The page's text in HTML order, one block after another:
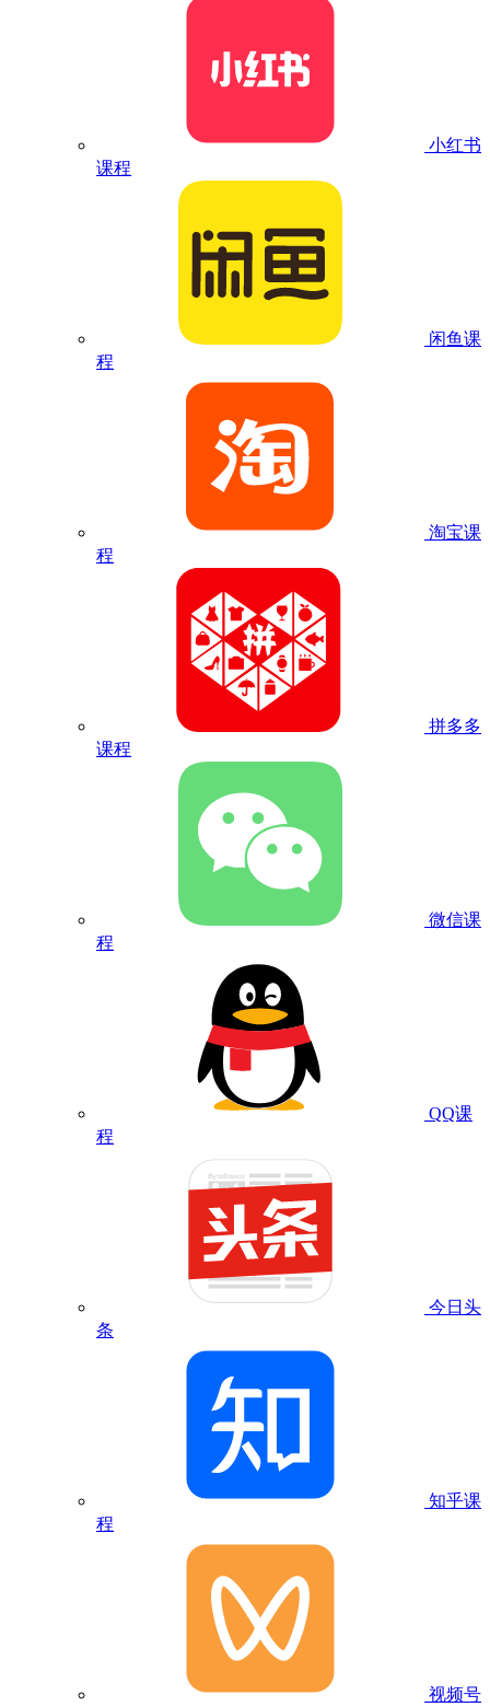
小红书
课程
闲鱼课
程
淘宝课
程
拼多多
课程
微信课
程
QQ课
程
今日头
条
知乎课
程
视频号